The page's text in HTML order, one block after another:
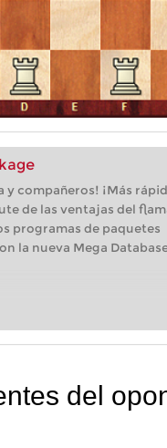
y compañeros! ¡Más
de las ventajas del
programas de paquetes
la nueva Mega
del